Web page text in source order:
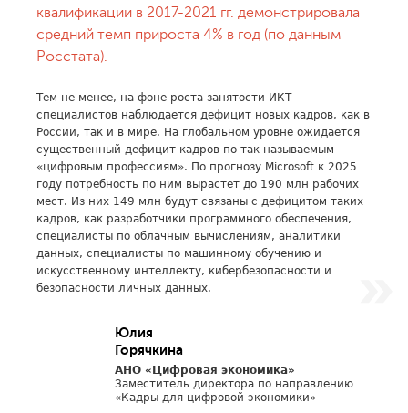
квалификации в 2017-2021 гг. демонстрировала
средний темп прироста 4% в год (по данным
Росстата).
Тем не менее, на фоне роста занятости ИКТ-
специалистов наблюдается дефицит новых кадров, как в
России, так и в мире. На глобальном уровне ожидается
существенный дефицит кадров по так называемым
«цифровым профессиям». По прогнозу Microsoft к 2025
году потребность по ним вырастет до 190 млн рабочих
мест. Из них 149 млн будут связаны с дефицитом таких
кадров, как разработчики программного обеспечения,
специалисты по облачным вычислениям, аналитики
данных, специалисты по машинному обучению и
искусственному интеллекту, кибербезопасности и
безопасности личных данных.
Юлия
Горячкина
АНО «Цифровая экономика»
Заместитель директора по направлению
«Кадры для цифровой экономики»